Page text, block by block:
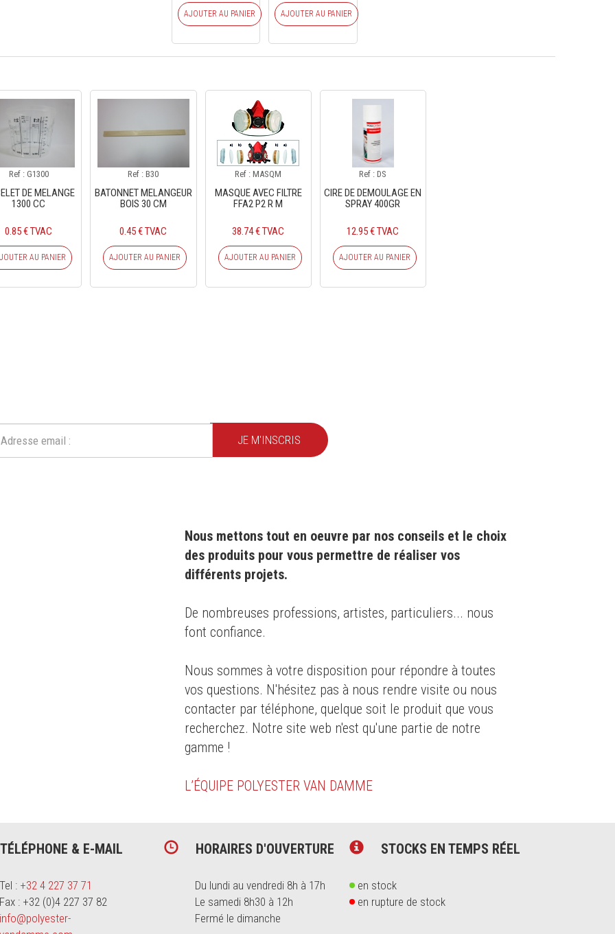
AJOUTER AU PANIER AJOUTER AU PANIER
Ref : G1300
DE MELANGE
1300 CC
0.85 € TVAC
AU PANIER
Ref : B30
BATONNET MELANGEUR
BOIS 30 CM
0.45 € TVAC
AJOUTER AU PANIER
Ref : MASQM
MASQUE AVEC FILTRE
FFA2 P2 R M
38.74 € TVAC
AJOUTER AU PANIER
Ref : DS
CIRE DE DEMOULAGE EN
SPRAY 400GR
12.95 € TVAC
AJOUTER AU PANIER
JE M'INSCRIS
Nous mettons tout en oeuvre par nos conseils et le choix
des produits pour vous permettre de réaliser vos
différents projets.
De nombreuses professions, artistes, particuliers... nous
font confiance.
Nous sommes à votre disposition pour répondre à toutes
vos questions. N'hésitez pas à nous rendre visite ou nous
contacter par téléphone, quelque soit le produit que vous
recherchez. Notre site web n'est qu'une partie de notre
gamme !
L’ÉQUIPE POLYESTER VAN DAMME
TÉLÉPHONE & E-MAIL
Tel : +32 4 227 37 71
Fax : +32 (0)4 227 37 82
info@polyester-
HORAIRES D'OUVERTURE
Du lundi au vendredi 8h à 17h
Le samedi 8h30 à 12h
Fermé le dimanche
STOCKS EN TEMPS RÉEL
en stock
en rupture de stock